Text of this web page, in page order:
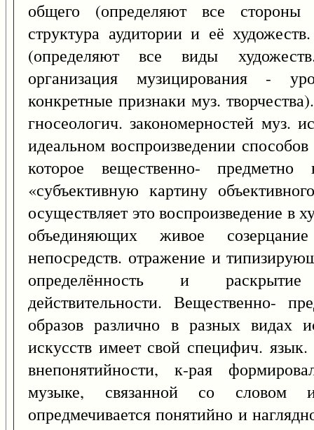
общего (определяют все стороны
структура аудитории и её
(определяют все виды
организация музицирования -
конкретные признаки муз.
гносеологич. закономерностей муз.
идеальном воспроизведении
которое вещественно-
«субъективную картину
осуществляет это воспроизведение в
объединяющих живое
непосредств. отражение и
определённость и
действительности. Вещественно-
образов различно в разных видах
искусств имеет свой специфич.
внепонятийности, к-рая
музыке, связанной со словом
опредмечивается понятийно и